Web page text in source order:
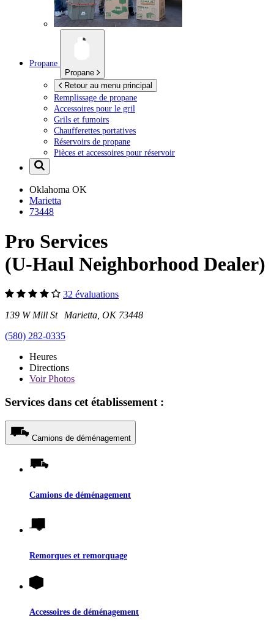
Propane
Propane
Retour au menu principal
Remplissage de propane
Accessoires pour le gril
Grils et fumoirs
Chaufferettes portatives
Réservoirs de propane
Pièces et accessoires pour réservoir
Oklahoma OK
Marietta
73448
Pro Services
(U-Haul Neighborhood Dealer)
32 évaluations
139 W Mill St Marietta, OK 73448
(580) 282-0335
Heures
Directions
VoirPhotos
Services dans cet établissement :
Camions de déménagement
Camions de déménagement
Remorques et remorquage
Accessoires de déménagement